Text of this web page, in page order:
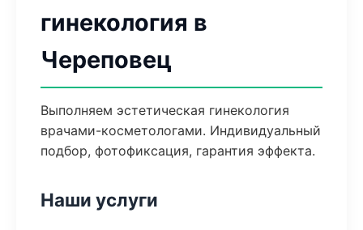
гинекология в
Череповец
Выполняем эстетическая гинекология
врачами-косметологами. Индивидуальный
подбор, фотофиксация, гарантия эффекта.
Наши услуги